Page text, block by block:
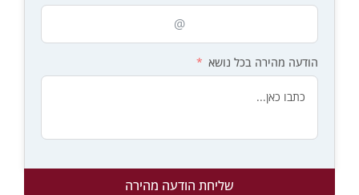
Your cart is emptyהודעה מהירה בכל נושא
שליחת הודעה מהירה